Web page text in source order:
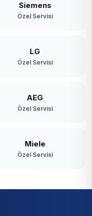
Siemens
Özel Servisi
LG
Özel Servisi
AEG
Özel Servisi
Miele
Özel Servisi